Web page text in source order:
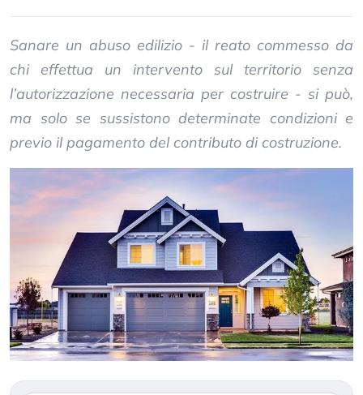
Sanare un abuso edilizio - il reato commesso da
chi effettua un intervento sul territorio senza
l’autorizzazione necessaria per costruire - si può,
ma solo se sussistono determinate condizioni e
previo il pagamento del contributo di costruzione.